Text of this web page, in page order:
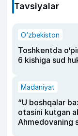
Tavsiyalar
O‘zbekiston
Toshkentda
6 kishiga sud
Madaniyat
“U boshqalar
otasini kutgan
Ahmedovaning